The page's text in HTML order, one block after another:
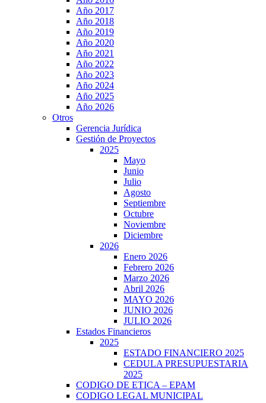
Año 2017
Año 2018
Año 2019
Año 2020
Año 2021
Año 2022
Año 2023
Año 2024
Año 2025
Año 2026
Otros
Gerencia Jurídica
Gestión de Proyectos
2025
Mayo
Junio
Julio
Agosto
Septiembre
Octubre
Noviembre
Diciembre
2026
Enero 2026
Febrero 2026
Marzo 2026
Abril 2026
MAYO 2026
JUNIO 2026
JULIO 2026
Estados Financieros
2025
ESTADO FINANCIERO 2025
CEDULA PRESUPUESTARIA
2025
CODIGO DE ETICA – EPAM
CODIGO LEGAL MUNICIPAL